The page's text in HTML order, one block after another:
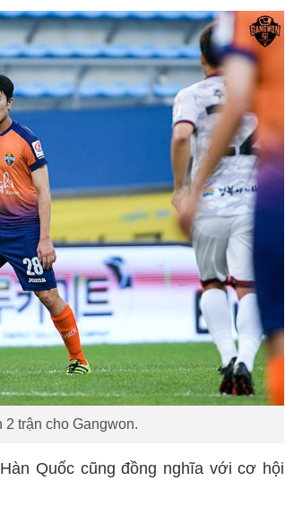
trận cho Gangwon.
Quốc cũng đồng nghĩa với cơ hội